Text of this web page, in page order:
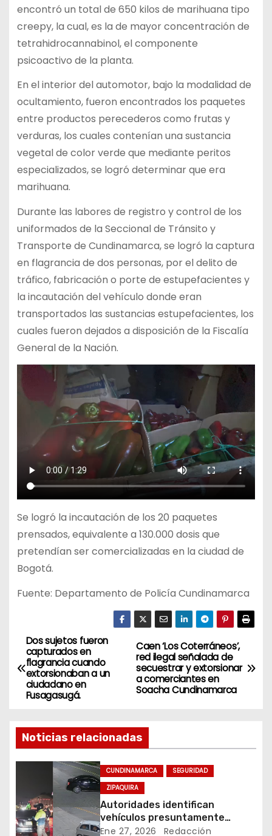
encontró un total de 650 kilos de marihuana tipo
creepy, la cual, es la de mayor concentración de
tetrahidrocannabinol, el componente
psicoactivo de la planta.
En el interior del automotor, bajo la modalidad de
ocultamiento, fueron encontrados los paquetes
entre productos perecederos como frutas y
verduras, los cuales contenían una sustancia
vegetal de color verde que mediante peritos
especializados, se logró determinar que era
marihuana.
Durante las labores de registro y control de los
uniformados de la Seccional de Tránsito y
Transporte de Cundinamarca, se logró la captura
en flagrancia de dos personas, por el delito de
tráfico, fabricación o porte de estupefacientes y
la incautación del vehículo donde eran
transportados las sustancias estupefacientes, los
cuales fueron dejados a disposición de la Fiscalía
General de la Nación.
Se logró la incautación de los 20 paquetes
prensados, equivalente a 130.000 dosis que
pretendían ser comercializadas en la ciudad de
Bogotá.
Fuente: Departamento de Policía Cundinamarca
N
a
v
e
g
c
i
Caen ‘Los Coterráneos’,
red ilegal señalada de
secuestrar y extorsionar
a comerciantes en
Soacha Cundinamarca
Dos sujetos fueron
capturados en
flagrancia cuando
extorsionaban a un
ciudadano en
Fusagasugá.
Noticias relacionadas
CUNDINAMARCA
SEGURIDAD
ZIPAQUIRA
Autoridades identifican
vehículos presuntamente
vinculados a hurtos en
Ene 27, 2026 Redacción